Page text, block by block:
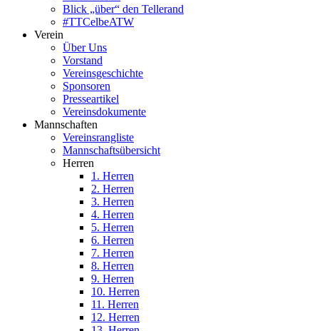
Blick „über“ den Tellerand
#TTCelbeATW
Verein
Über Uns
Vorstand
Vereinsgeschichte
Sponsoren
Presseartikel
Vereinsdokumente
Mannschaften
Vereinsrangliste
Mannschaftsübersicht
Herren
1. Herren
2. Herren
3. Herren
4. Herren
5. Herren
6. Herren
7. Herren
8. Herren
9. Herren
10. Herren
11. Herren
12. Herren